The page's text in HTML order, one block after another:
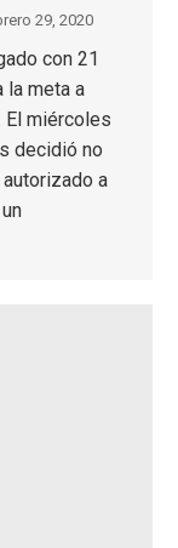
29, 2020
con 21
la meta a
El miércoles
decidió no
a